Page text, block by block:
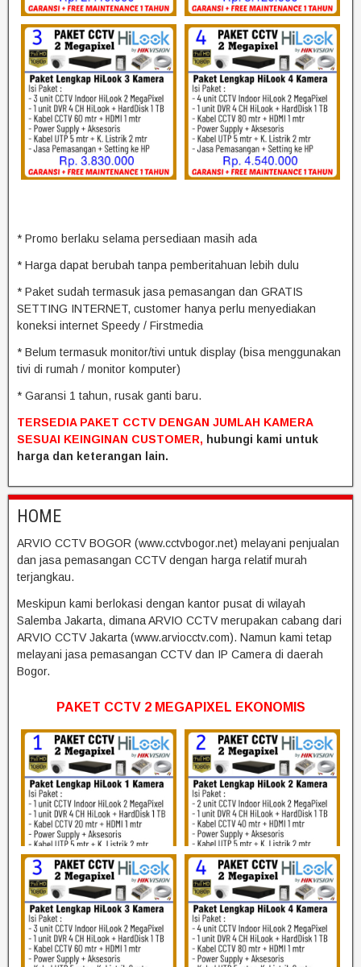
* Promo berlaku selama persediaan masih ada
* Harga dapat berubah tanpa pemberitahuan lebih dulu
* Paket sudah termasuk jasa pemasangan dan GRATIS
SETTING INTERNET, customer hanya perlu menyediakan
koneksi internet Speedy / Firstmedia
* Belum termasuk monitor/tivi untuk display (bisa menggunakan
tivi di rumah / monitor komputer)
* Garansi 1 tahun, rusak ganti baru.
TERSEDIA PAKET CCTV DENGAN JUMLAH KAMERA
SESUAI KEINGINAN CUSTOMER, hubungi kami untuk
harga dan keterangan lain.
HOME
ARVIO CCTV BOGOR (www.cctvbogor.net) melayani penjualan
dan jasa pemasangan CCTV dengan harga relatif murah
terjangkau.
Meskipun kami berlokasi dengan kantor pusat di wilayah
Salemba Jakarta, dimana ARVIO CCTV merupakan cabang dari
ARVIO CCTV Jakarta (www.arviocctv.com). Namun kami tetap
melayani jasa pemasangan CCTV dan IP Camera di daerah
Bogor.
PAKET CCTV 2 MEGAPIXEL EKONOMIS